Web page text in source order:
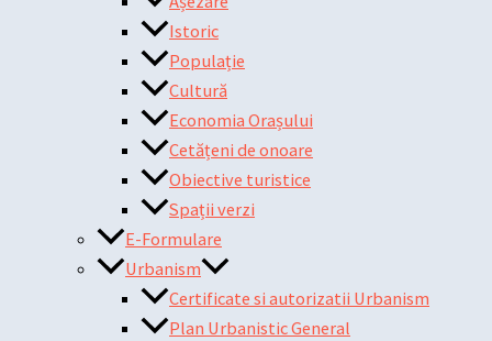
Istoric
Populație
Cultură
Economia Orașului
Cetățeni de onoare
Obiective turistice
Spații verzi
E-Formulare
Urbanism
Certificate si autorizatii Urbanism
Plan Urbanistic General